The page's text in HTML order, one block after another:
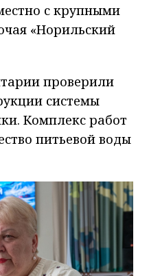
с крупными
«Норильский
проверили
системы
Комплекс работ
питьевой воды